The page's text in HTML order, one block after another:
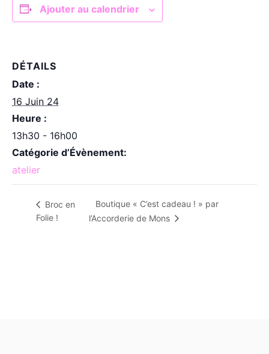
Ajouter au calendrier
DÉTAILS
Date :
16 Juin 24
Heure :
13h30 - 16h00
Catégorie d’Évènement:
atelier
Broc en
Folie !
Boutique « C’est cadeau ! » par
l’Accorderie de Mons